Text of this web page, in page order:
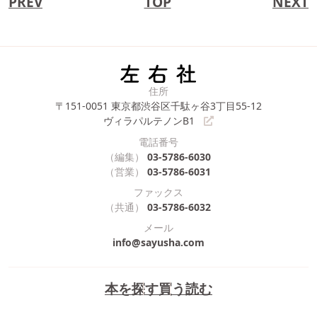
本を探す買う読む
住所
〒151-0051 東京都渋谷区千駄ヶ谷3丁目55-12
ヴィラパルテノンB1
電話番号
（編集）
03-5786-6030
（営業）
03-5786-6031
ファックス
（共通）
03-5786-6032
メール
info@sayusha.com